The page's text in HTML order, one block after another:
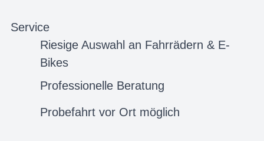
Service
Riesige Auswahl an Fahrrädern & E-
Bikes
Professionelle Beratung
Probefahrt vor Ort möglich